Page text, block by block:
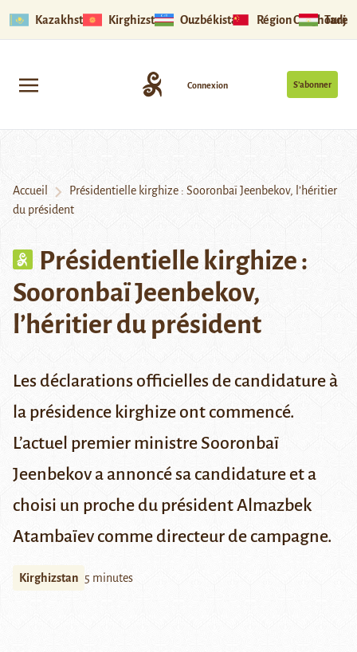
Kazakhstan Kirghizstan Ouzbékistan Région Ouïghoure
S’abonner
Connexion
Accueil
Présidentielle kirghize : Sooronbaï Jeenbekov, l’héritier
du président
Présidentielle kirghize :
Sooronbaï Jeenbekov,
l’héritier du président
Les déclarations officielles de candidature à
la présidence kirghize ont commencé.
L’actuel premier ministre Sooronbaï
Jeenbekov a annoncé sa candidature et a
choisi un proche du président Almazbek
Atambaïev comme directeur de campagne.
Kirghizstan 5 minutes